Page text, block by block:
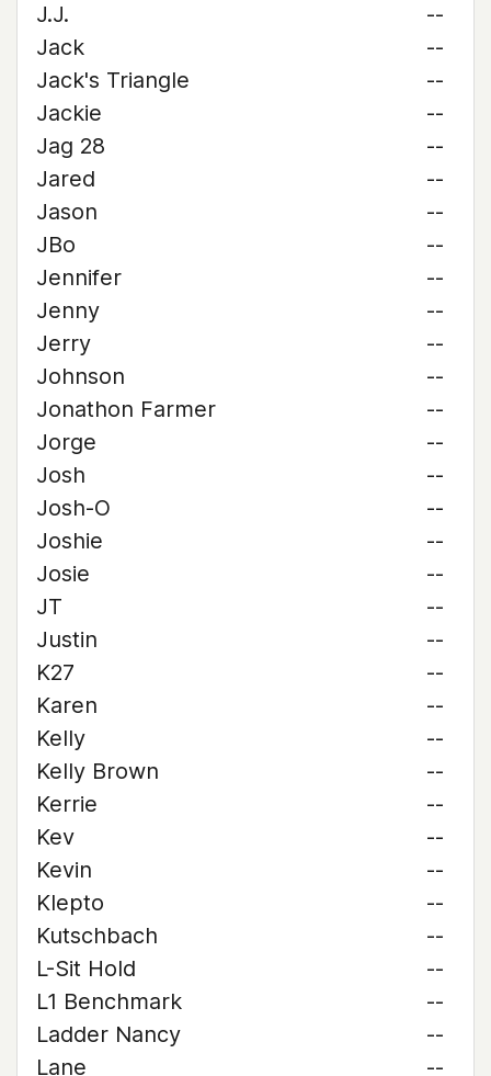
J.J.
--
Jack
--
Jack's Triangle
--
Jackie
--
Jag 28
--
Jared
--
Jason
--
JBo
--
Jennifer
--
Jenny
--
Jerry
--
Johnson
--
Jonathon Farmer
--
Jorge
--
Josh
--
Josh-O
--
Joshie
--
Josie
--
JT
--
Justin
--
K27
--
Karen
--
Kelly
--
Kelly Brown
--
Kerrie
--
Kev
--
Kevin
--
Klepto
--
Kutschbach
--
L-Sit Hold
--
L1 Benchmark
--
Ladder Nancy
--
Lane
--